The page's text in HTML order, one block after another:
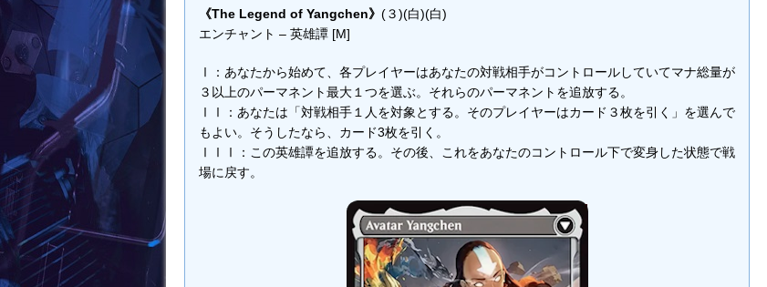
《The Legend of Yangchen》 (３)(白)(白)
エンチャント – 英雄譚 [M]
Ⅰ：あなたから始めて、各プレイヤーはあなたの対戦相手がコントロールしていてマナ総量が
３以上のパーマネント最大１つを選ぶ。それらのパーマネントを追放する。
ⅠⅠ：あなたは「対戦相手１人を対象とする。そのプレイヤーはカード３枚を引く」を選んで
もよい。そうしたなら、カード3枚を引く。
ⅠⅠⅠ：この英雄譚を追放する。その後、これをあなたのコントロール下で変身した状態で戦
場に戻す。